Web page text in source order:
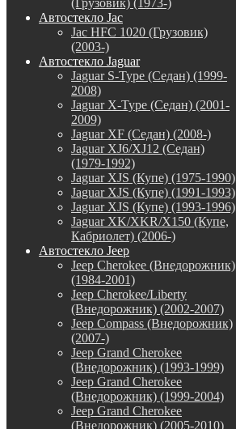
Автостекло Jac
Jac HFC 1020 (Грузовик)
(2003-)
Автостекло Jaguar
Jaguar S-Type (Седан) (1999-
2008)
Jaguar X-Type (Седан) (2001-
2009)
Jaguar XF (Седан) (2008-)
Jaguar XJ6/XJ12 (Седан)
(1979-1992)
Jaguar XJS (Купе) (1975-1990)
Jaguar XJS (Купе) (1991-1993)
Jaguar XJS (Купе) (1993-1996)
Jaguar XK/XKR/X150 (Купе,
Кабриолет) (2006-)
Автостекло Jeep
Jeep Cherokee (Внедорожник)
(1984-2001)
Jeep Cherokee/Liberty
(Внедорожник) (2002-2007)
Jeep Compass (Внедорожник)
(2007-)
Jeep Grand Cherokee
(Внедорожник) (1993-1999)
Jeep Grand Cherokee
(Внедорожник) (1999-2004)
Jeep Grand Cherokee
(Внедорожник) (2005-2010)